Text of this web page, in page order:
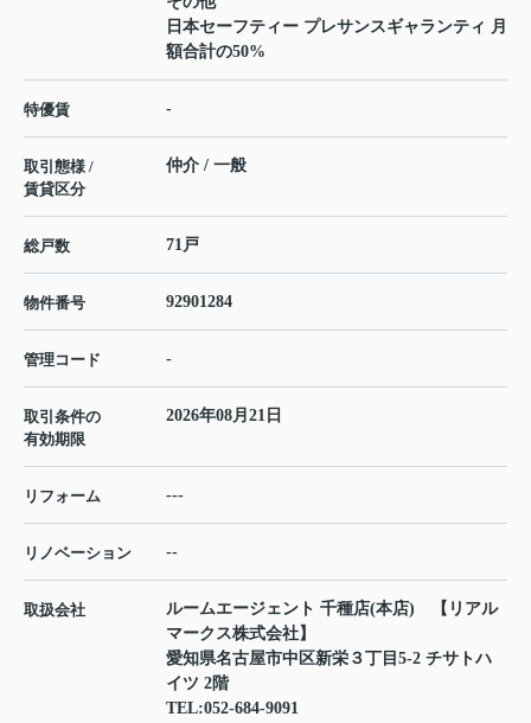
日本セーフティー プレサンスギャランティ 月
額合計の50%
特優賃 -
取引態様 /
賃貸区分
仲介 / 一般
総戸数 71戸
物件番号 92901284
管理コード -
取引条件の
有効期限
2026年08月21日
リフォーム ---
リノベーション --
取扱会社
ルームエージェント 千種店(本店) 【リアル
マークス株式会社】
愛知県名古屋市中区新栄３丁目5-2 チサトハ
イツ 2階
TEL:052-684-9091